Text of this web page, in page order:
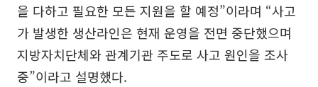
을 다하고 필요한 모든 지원을 할 예정”이라며 “사고
가 발생한 생산라인은 현재 운영을 전면 중단했으며
지방자치단체와 관계기관 주도로 사고 원인을 조사
중”이라고 설명했다.